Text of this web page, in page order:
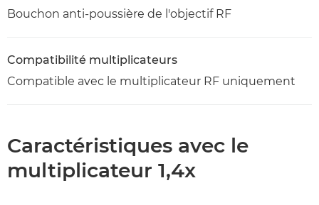
Bouchon anti-poussière de l'objectif RF
Compatibilité multiplicateurs
Compatible avec le multiplicateur RF uniquement
Caractéristiques avec le
multiplicateur 1,4x